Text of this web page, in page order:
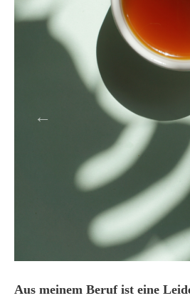
Aus meinem Beruf ist eine